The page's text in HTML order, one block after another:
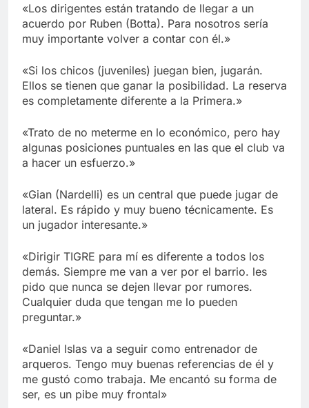
«Los dirigentes están tratando de llegar a un
acuerdo por Ruben (Botta). Para nosotros sería
muy importante volver a contar con él.»
«Si los chicos (juveniles) juegan bien, jugarán.
Ellos se tienen que ganar la posibilidad. La reserva
es completamente diferente a la Primera.»
«Trato de no meterme en lo económico, pero hay
algunas posiciones puntuales en las que el club va
a hacer un esfuerzo.»
«Gian (Nardelli) es un central que puede jugar de
lateral. Es rápido y muy bueno técnicamente. Es
un jugador interesante.»
«Dirigir TIGRE para mí es diferente a todos los
demás. Siempre me van a ver por el barrio. les
pido que nunca se dejen llevar por rumores.
Cualquier duda que tengan me lo pueden
preguntar.»
«Daniel Islas va a seguir como entrenador de
arqueros. Tengo muy buenas referencias de él y
me gustó como trabaja. Me encantó su forma de
ser, es un pibe muy frontal»